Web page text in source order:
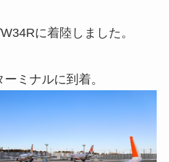
に着陸しました。
ミナルに到着。